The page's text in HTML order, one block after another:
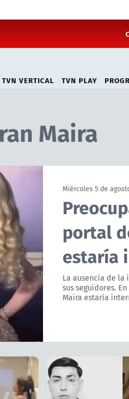
TVN VERTICAL TVN PLAY
Maira
Miércoles 5 de
portal
estaría
La ausencia de la
sus seguidores.
Maira estaría